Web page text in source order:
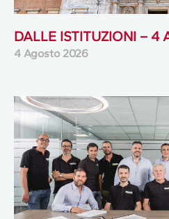
DALLE ISTITUZIONI – 4
4 Agosto 2026